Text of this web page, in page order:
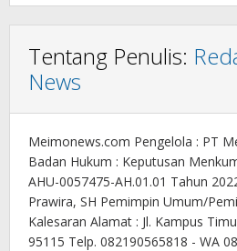
Tentang Penulis:
News
Meimonews.com Pengelola : PT
Badan Hukum : Keputusan
AHU-0057475-AH.01.01 Tahun
Prawira, SH Pemimpin Umum/
Kalesaran Alamat : Jl. Kampus
95115 Telp. 082190565818 - WA